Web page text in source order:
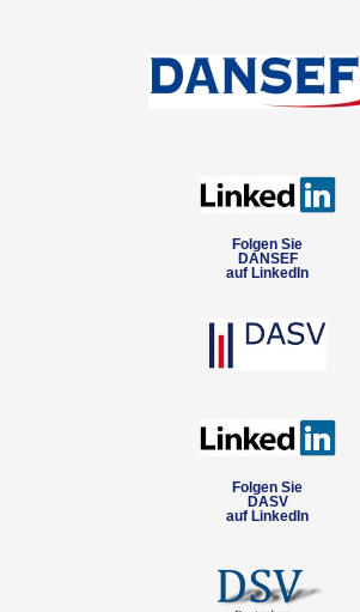
Folgen Sie
DANSEF
auf LinkedIn
Folgen Sie
DASV
auf LinkedIn